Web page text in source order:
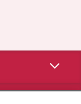
Visa
Visa